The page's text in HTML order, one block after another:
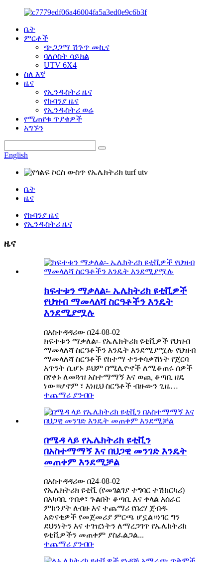
ቤት
ምርቶች
ጭጋጋማ ሽጉጥ መኪና
ባለሶስት ሳይክል
UTV 6X4
ስለ እኛ
ዜና
የኢንዱስትሪ ዜና
የኩባንያ ዜና
የኢንዱስትሪ ወሬ
የሚጠየቁ ጥያቄዎች
አግኙን
English
ቤት
ዜና
የኩባንያ ዜና
የኢንዱስትሪ ዜና
ዜና
ክፍተቱን ማቃለል፡- ኤሌክትሪክ ዩቲቪዎች
የህዝብ ማመላለሻ ስርዓቶችን እንዴት
እንደሚያሟሉ
በአስተዳዳሪው በ24-08-02
ክፍተቱን ማቃለል፡- የኤሌክትሪክ ዩቲቪዎች የህዝብ
ማመላለሻ ስርዓቶችን እንዴት እንደሚያሟሉ የህዝብ
ማመላለሻ ስርዓቶች የከተማ ተንቀሳቃሽነት የጀርባ
አጥንት ሲሆኑ ይህም በሚሊዮኖች ለሚቆጠሩ ሰዎች
በየቀኑ ለመጓዝ አስተማማኝ እና ወጪ ቆጣቢ ዘዴ
ነው።ሆኖም ፣ እነዚህ ስርዓቶች ብዙውን ጊዜ…
ተጨማሪ ያንብቡ
በሜዳ ላይ የኤሌክትሪክ ዩቲቪን
በአስተማማኝ እና በህጋዊ መንገድ እንዴት
መጠቀም እንደሚቻል
በአስተዳዳሪው በ24-08-02
የኤሌክትሪክ ዩቲቪ (የመገልገያ ተግባር ተሽከርካሪ)
በአካባቢ ጥበቃ፣ ጉልበት ቆጣቢ እና ቀላል አሰራር
ምክንያት ለብዙ እና ተጨማሪ የበረሃ ጀብዱ
አድናቂዎች የመጀመሪያ ምርጫ ሆኗል።ነገር ግን
ደህንነትን እና ተገዢነትን ለማረጋገጥ የኤሌክትሪክ
ዩቲቪዎችን መጠቀም ያስፈልጋል...
ተጨማሪ ያንብቡ